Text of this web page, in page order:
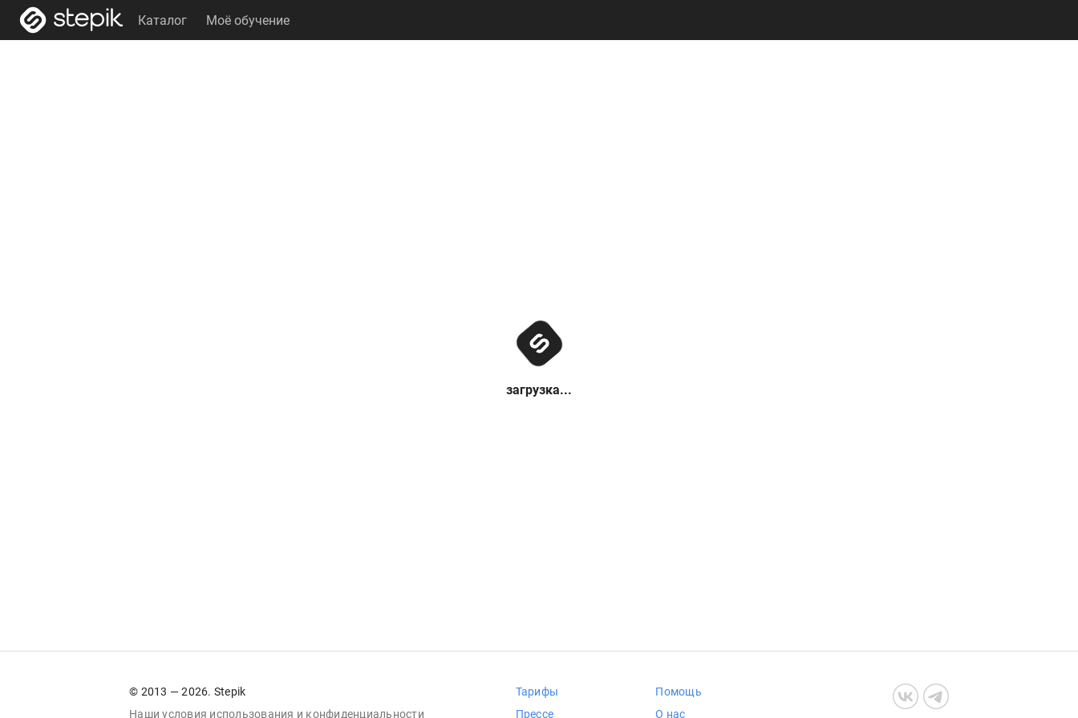
Каталог Моё обучение
загрузка...
© 2013 — 2026. Stepik
Наши условия использования и конфиденциальности
Тарифы
Прессе
Помощь
О нас